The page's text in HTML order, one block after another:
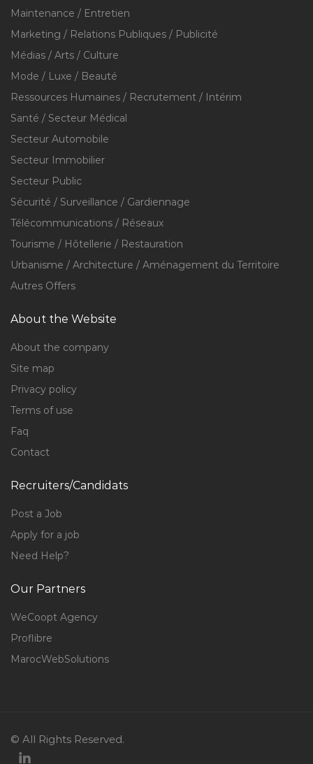
Maintenance / Entretien
Marketing / Relations Publiques / Publicité
Médias / Arts / Culture
Mode / Luxe / Beauté
Ressources Humaines / Recrutement / Intérim
Santé / Secteur Médical
Secteur Automobile
Secteur Immobilier
Secteur Public
Sécurité / Surveillance / Gardiennage
Télécommunications / Réseaux
Tourisme / Hôtellerie / Restauration
Urbanisme / Architecture / Aménagement du Territoire
Autres Offers
About the Website
About the company
Site map
Privacy policy
Terms of use
Faq
Contact
Recruiters/Candidats
Post a Job
Apply for a job
Need Help?
Our Partners
WeCoopt Agency
Proflibre
MarocWebSolutions
© All Rights Reserved.